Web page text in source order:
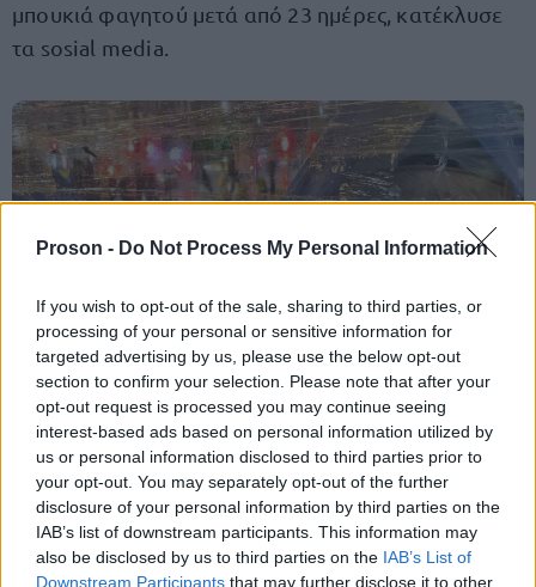
Proson - Do Not Process My Personal Information
If you wish to opt-out of the sale, sharing to third parties, or
processing of your personal or sensitive information for
targeted advertising by us, please use the below opt-out
section to confirm your selection. Please note that after your
opt-out request is processed you may continue seeing
interest-based ads based on personal information utilized by
us or personal information disclosed to third parties prior to
your opt-out. You may separately opt-out of the further
disclosure of your personal information by third parties on the
IAB’s list of downstream participants. This information may
also be disclosed by us to third parties on the IAB’s List of
Downstream Participants that may further disclose it to other
μπουκιά φαγητού μετά από 23 ημέρες, κατέκλυσε
τα sosial media.